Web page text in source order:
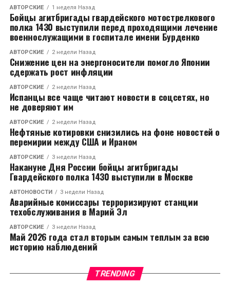
территорий исторического центра Петербурга. Но
мы смотрим на эту задачу гораздо шире. Для нас это
прекрасная возможность создать новую среду,
ориентируясь на передовые мировые традиции.
Сейчас мы можем сделать так, чтобы отдельно
взятый район стал достопримечательностью
города. Именно создание точки притяжения — наша
конечная цель», — рассказал Андрей Биржин.
Однако амбиции Glorax Group простираются за
пределы северной столицы. Андрей Биржин
рассказал о планах компании по экспансии на
московский рынок. Сегодня в активе Glorax
Development уже есть возводимый ЖК «Олимп» в
Московской области, а также ведется активная
работа по поиску площадок.
Своей конечной целью Андрей Биржин ставит
лидерство на девелоперском рынке двух столиц.
«Повышенный спрос на наш продукт подтверждает
правильность выбранной стратегии, которой мы
Биржин.
АВТОРСКИЕ 1 неделя Назад
Бойцы агитбригады гвардейского мотострелкового
полка 1430 выступили перед проходящими лечение
военнослужащими в госпитале имени Бурденко
АВТОРСКИЕ 2 недели Назад
Снижение цен на энергоносители помогло Японии
сдержать рост инфляции
АВТОРСКИЕ 2 недели Назад
Испанцы все чаще читают новости в соцсетях, но
не доверяют им
АВТОРСКИЕ 2 недели Назад
Нефтяные котировки снизились на фоне новостей о
перемирии между США и Ираном
АВТОРСКИЕ 3 недели Назад
Накануне Дня России бойцы агитбригады
Гвардейского полка 1430 выступили в Москве
АВТОНОВОСТИ 3 недели Назад
Аварийные комиссары терроризируют станции
техобслуживания в Марий Эл
АВТОРСКИЕ 3 недели Назад
Май 2026 года стал вторым самым теплым за всю
историю наблюдений
TRENDING